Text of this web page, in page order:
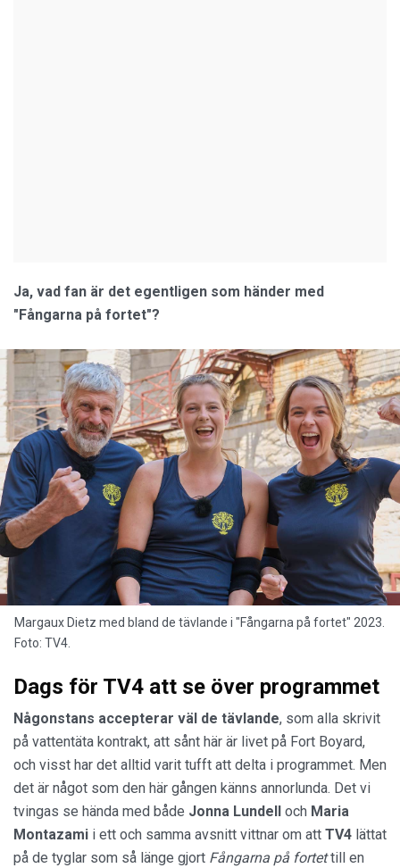
Ja, vad fan är det egentligen som händer med
"Fångarna på fortet"?
Margaux Dietz med bland de tävlande i "Fångarna på fortet" 2023.
Foto: TV4.
Dags för TV4 att se över programmet
Någonstans accepterar väl de tävlande, som alla skrivit
på vattentäta kontrakt, att sånt här är livet på Fort Boyard,
och visst har det alltid varit tufft att delta i programmet. Men
det är något som den här gången känns annorlunda. Det vi
tvingas se hända med både Jonna Lundell och Maria
Montazami i ett och samma avsnitt vittnar om att TV4 lättat
på de tyglar som så länge gjort Fångarna på fortettill en